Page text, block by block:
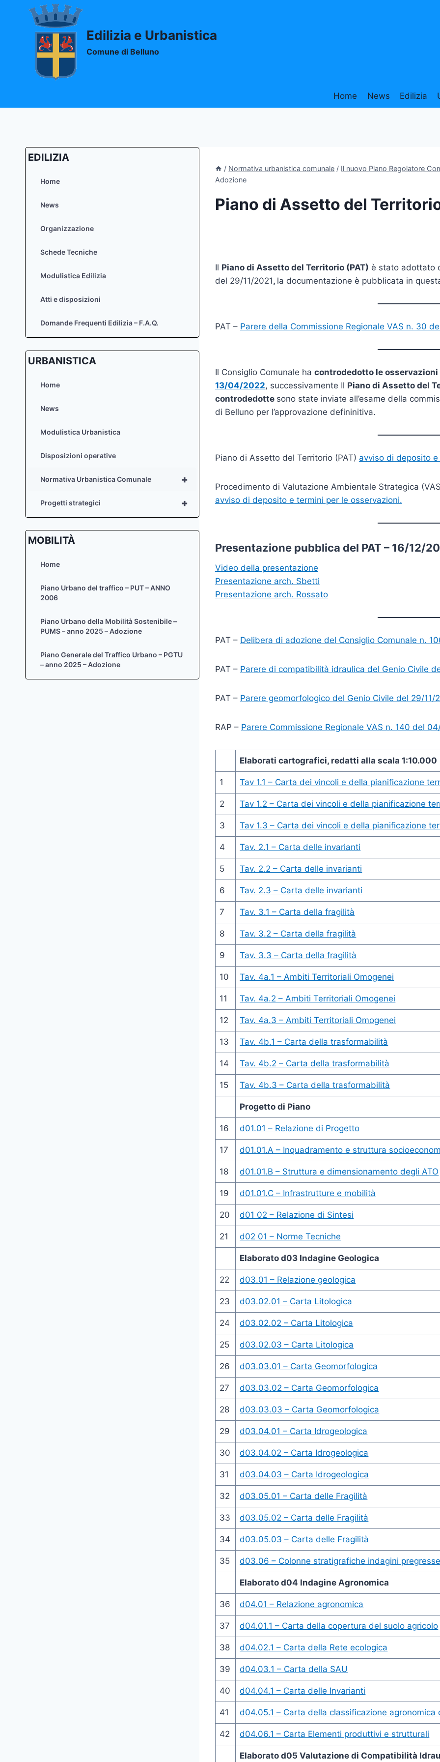
contenuto
Edilizia e Urbanistica
Comune di Belluno
Home News Edilizia
/ Normativa urbanistica comunale / Il nuovo Piano Regolatore
Adozione
Piano di Assetto del
Il Piano di Assetto del Territorio (PAT) è stato adottato
del 29/11/2021, la documentazione è pubblicata in
PAT – Parere della Commissione Regionale VAS n. 30
Il Consiglio Comunale ha controdedotto le osservazioni
13/04/2022, successivamente Il Piano di Assetto del
controdedotte sono state inviate all’esame della
di Belluno per l’approvazione defininitiva.
Piano di Assetto del Territorio (PAT) avviso di deposito
Procedimento di Valutazione Ambientale Strategica
avviso di deposito e termini per le osservazioni.
Presentazione pubblica del PAT – 16/12/
Video della presentazione
Presentazione arch. Sbetti
Presentazione arch. Rossato
PAT – Delibera di adozione del Consiglio Comunale n.
PAT – Parere di compatibilità idraulica del Genio Civile
PAT – Parere geomorfologico del Genio Civile del 29/11/
RAP – Parere Commissione Regionale VAS n. 140 del
Elaborati cartografici, redatti alla scala 1:10.000
1 Tav 1.1 – Carta dei vincoli e della pianificazione
2 Tav 1.2 – Carta dei vincoli e della pianificazione
3 Tav 1.3 – Carta dei vincoli e della pianificazione
4 Tav. 2.1 – Carta delle invarianti
5 Tav. 2.2 – Carta delle invarianti
6 Tav. 2.3 – Carta delle invarianti
7 Tav. 3.1 – Carta della fragilità
8 Tav. 3.2 – Carta della fragilità
9 Tav. 3.3 – Carta della fragilità
10 Tav. 4a.1 – Ambiti Territoriali Omogenei
11 Tav. 4a.2 – Ambiti Territoriali Omogenei
12 Tav. 4a.3 – Ambiti Territoriali Omogenei
13 Tav. 4b.1 – Carta della trasformabilità
14 Tav. 4b.2 – Carta della trasformabilità
15 Tav. 4b.3 – Carta della trasformabilità
Progetto di Piano
16 d01.01 – Relazione di Progetto
17 d01.01.A – Inquadramento e struttura
18 d01.01.B – Struttura e dimensionamento degli ATO
19 d01.01.C – Infrastrutture e mobilità
20 d01 02 – Relazione di Sintesi
21 d02 01 – Norme Tecniche
Elaborato d03 Indagine Geologica
22 d03.01 – Relazione geologica
23 d03.02.01 – Carta Litologica
24 d03.02.02 – Carta Litologica
25 d03.02.03 – Carta Litologica
26 d03.03.01 – Carta Geomorfologica
27 d03.03.02 – Carta Geomorfologica
28 d03.03.03 – Carta Geomorfologica
29 d03.04.01 – Carta Idrogeologica
30 d03.04.02 – Carta Idrogeologica
31 d03.04.03 – Carta Idrogeologica
32 d03.05.01 – Carta delle Fragilità
33 d03.05.02 – Carta delle Fragilità
34 d03.05.03 – Carta delle Fragilità
35 d03.06 – Colonne stratigrafiche indagini
Elaborato d04 Indagine Agronomica
36 d04.01 – Relazione agronomica
37 d04.01.1 – Carta della copertura del suolo agricolo
38 d04.02.1 – Carta della Rete ecologica
39 d04.03.1 – Carta della SAU
40 d04.04.1 – Carta delle Invarianti
41 d04.05.1 – Carta della classificazione agronomica
42 d04.06.1 – Carta Elementi produttivi e strutturali
Elaborato d05 Valutazione di Compatibilità
EDILIZIA
Home
News
Organizzazione
Schede Tecniche
Modulistica Edilizia
Atti e disposizioni
Domande Frequenti Edilizia – F.A.Q.
URBANISTICA
Home
News
Modulistica Urbanistica
Disposizioni operative
+
Normativa Urbanistica Comunale
+
Progetti strategici
MOBILITÀ
Home
Piano Urbano del traffico – PUT – ANNO
2006
Piano Urbano della Mobilità Sostenibile –
PUMS – anno 2025 – Adozione
Piano Generale del Traffico Urbano – PGTU
– anno 2025 – Adozione